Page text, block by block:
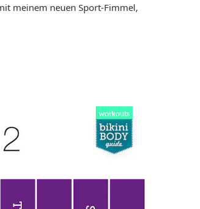
meinem neuen Sport-Fimmel,